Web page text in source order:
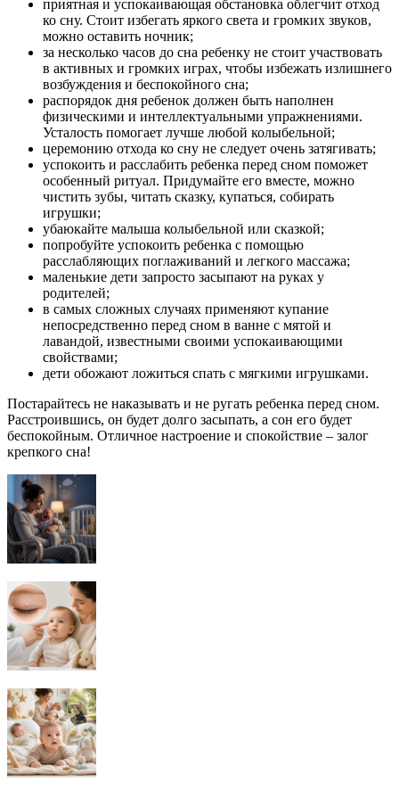
приятная и успокаивающая обстановка облегчит отход
ко сну. Стоит избегать яркого света и громких звуков,
можно оставить ночник;
за несколько часов до сна ребенку не стоит участвовать
в активных и громких играх, чтобы избежать излишнего
возбуждения и беспокойного сна;
распорядок дня ребенок должен быть наполнен
физическими и интеллектуальными упражнениями.
Усталость помогает лучше любой колыбельной;
церемонию отхода ко сну не следует очень затягивать;
успокоить и расслабить ребенка перед сном поможет
особенный ритуал. Придумайте его вместе, можно
чистить зубы, читать сказку, купаться, собирать
игрушки;
убаюкайте малыша колыбельной или сказкой;
попробуйте успокоить ребенка с помощью
расслабляющих поглаживаний и легкого массажа;
маленькие дети запросто засыпают на руках у
родителей;
в самых сложных случаях применяют купание
непосредственно перед сном в ванне с мятой и
лавандой, известными своими успокаивающими
свойствами;
дети обожают ложиться спать с мягкими игрушками.
Постарайтесь не наказывать и не ругать ребенка перед сном.
Расстроившись, он будет долго засыпать, а сон его будет
беспокойным. Отличное настроение и спокойствие – залог
крепкого сна!